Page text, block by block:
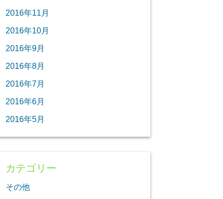
2016年11月
2016年10月
2016年9月
2016年8月
2016年7月
2016年6月
2016年5月
カテゴリー
その他